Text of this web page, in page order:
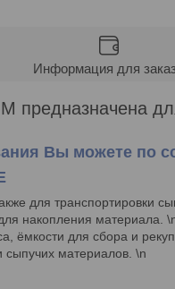
Информация для
предназначена
Вы можете по
для транспортировки
накопления материала.
ёмкости для сбора и
сыпучих материалов. \n